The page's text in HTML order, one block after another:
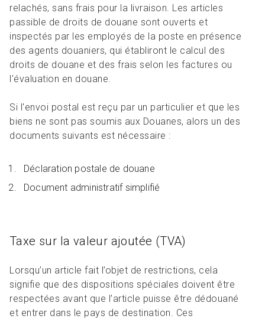
relachés, sans frais pour la livraison. Les articles
passible de droits de douane sont ouverts et
inspectés par les employés de la poste en présence
des agents douaniers, qui établiront le calcul des
droits de douane et des frais selon les factures ou
l'évaluation en douane.
Si l'envoi postal est reçu par un particulier et que les
biens ne sont pas soumis aux Douanes, alors un des
documents suivants est nécessaire :
Déclaration postale de douane
Document administratif simplifié
Taxe sur la valeur ajoutée (TVA)
Lorsqu’un article fait l’objet de restrictions, cela
signifie que des dispositions spéciales doivent être
respectées avant que l’article puisse être dédouané
et entrer dans le pays de destination. Ces